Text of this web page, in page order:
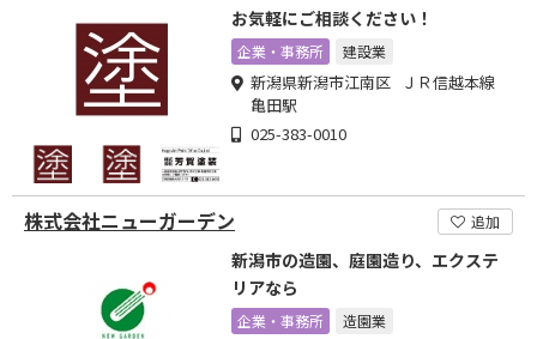
お気軽にご相談ください！
企業・事務所 建設業
新潟県新潟市江南区 ＪＲ信越本線
亀田駅
025-383-0010
株式会社ニューガーデン 追加
新潟市の造園、庭園造り、エクステ
リアなら
企業・事務所 造園業